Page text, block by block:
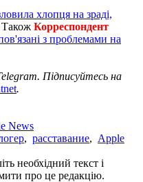
хлопця на зраді,
Корреспондент
з проблемами на
Підписуйтесь на
.
News
, расставание, Apple
необхідний текст і
про це редакцію.